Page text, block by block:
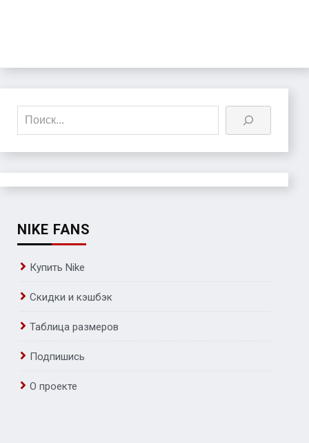
Поиск
NIKE FANS
Купить Nike
Скидки и кэшбэк
Таблица размеров
Подпишись
О проекте